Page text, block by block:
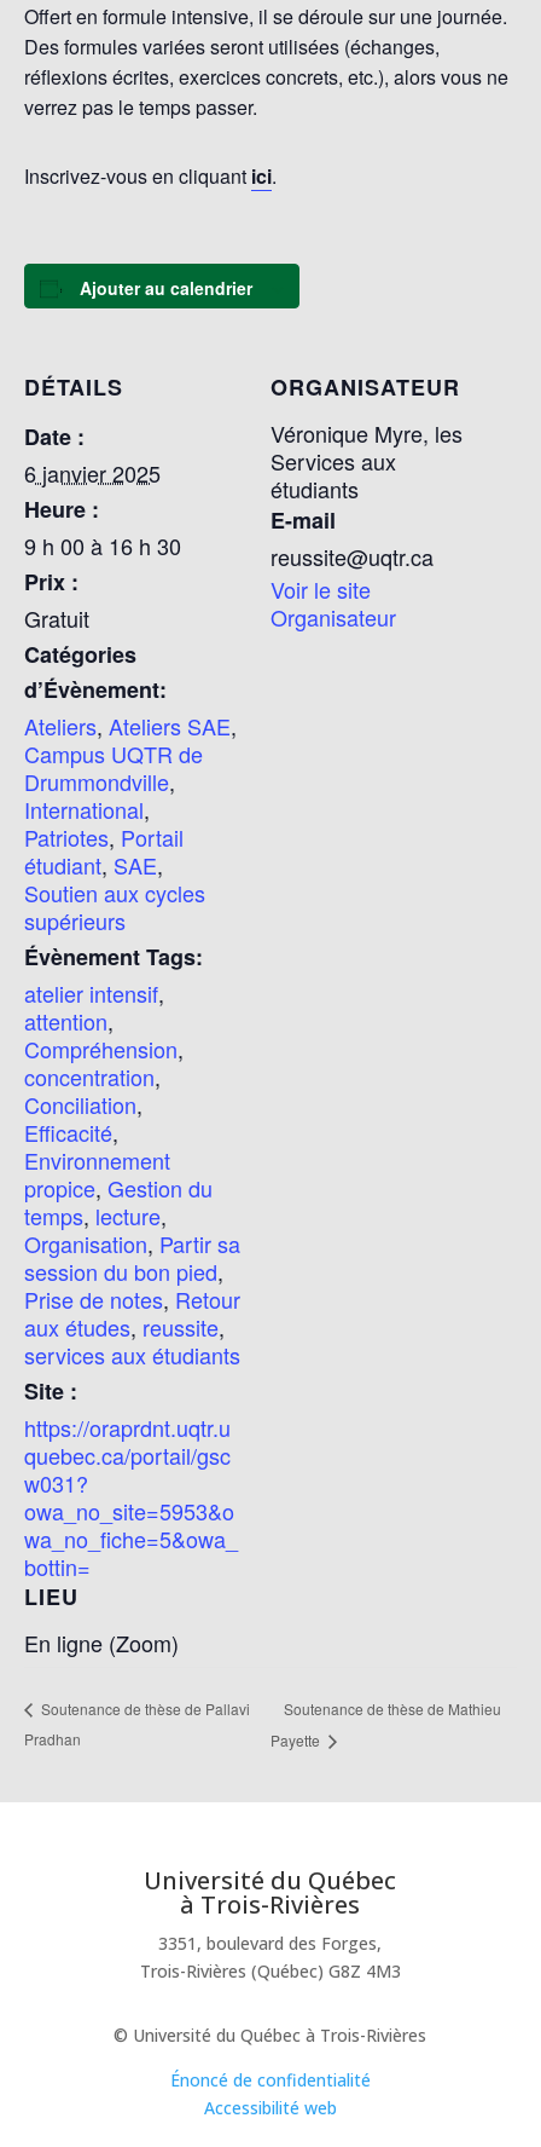
Offert en formule intensive, il se déroule sur une journée.
Des formules variées seront utilisées (échanges,
réflexions écrites, exercices concrets, etc.), alors vous ne
verrez pas le temps passer.
Inscrivez-vous en cliquant ici.
Ajouter au calendrier
DÉTAILS
Date :
6 janvier 2025
Heure :
9 h 00 à 16 h 30
Prix :
Gratuit
Catégories
d’Évènement:
Ateliers, Ateliers SAE,
Campus UQTR de
Drummondville,
International,
Patriotes, Portail
étudiant, SAE,
Soutien aux cycles
supérieurs
Évènement Tags:
atelier intensif,
attention,
Compréhension,
concentration,
Conciliation,
Efficacité,
Environnement
propice, Gestion du
temps, lecture,
Organisation, Partir sa
session du bon pied,
Prise de notes, Retour
aux études, reussite,
services aux étudiants
Site :
https://oraprdnt.uqtr.u
quebec.ca/portail/gsc
w031?
owa_no_site=5953&o
wa_no_fiche=5&owa_
bottin=
LIEU
En ligne (Zoom)
ORGANISATEUR
Véronique Myre, les
Services aux
étudiants
E-mail
reussite@uqtr.ca
Voir le site
Organisateur
Soutenance de thèse de Pallavi
Pradhan
Soutenance de thèse de Mathieu
Payette
Université du Québec
à Trois-Rivières
3351, boulevard des Forges,
Trois-Rivières (Québec) G8Z 4M3
© Université du Québec à Trois-Rivières
Énoncé de confidentialité
Accessibilité web